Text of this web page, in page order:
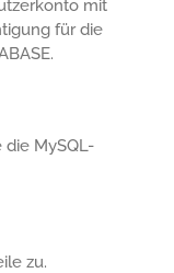
mit
für die
MySQL-
zu.